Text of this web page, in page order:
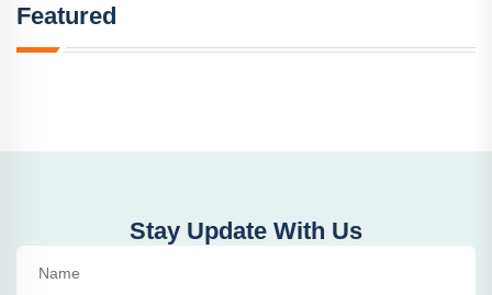
Featured
Stay Update With Us